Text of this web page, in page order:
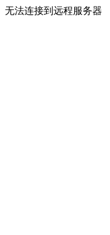
无法连接到远程服务器